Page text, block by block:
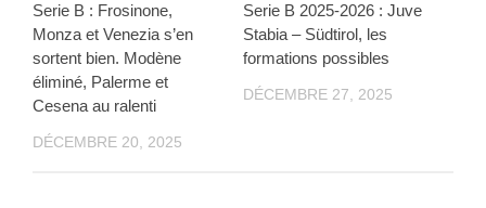
Serie B : Frosinone,
Monza et Venezia s’en
sortent bien. Modène
éliminé, Palerme et
Cesena au ralenti
DÉCEMBRE 20, 2025
Serie B 2025-2026 : Juve
Stabia – Südtirol, les
formations possibles
DÉCEMBRE 27, 2025